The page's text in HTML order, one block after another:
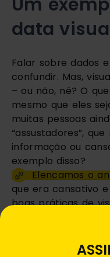
data
Falar sobre dados
confundir. Mas,
– ou não, né? O
mesmo que eles
muitas pessoas
“assustadores”,
informação ou
exemplo disso?
Elencamos o
que era cansativo
boas práticas de